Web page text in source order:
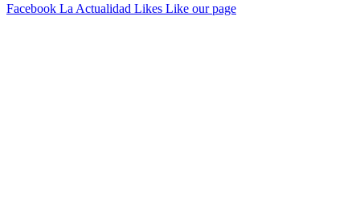
Facebook La Actualidad Likes Like our page